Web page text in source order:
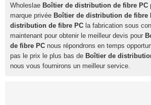
Wholeslae Boîtier de distribution de fibre PC
marque privée Boîtier de distribution de fibre
distribution de fibre PC la fabrication sous
maintenant pour obtenir le meilleur devis pour
de fibre PC nous répondrons en temps
pas le prix le plus bas de Boîtier de
nous vous fournirons un meilleur service.